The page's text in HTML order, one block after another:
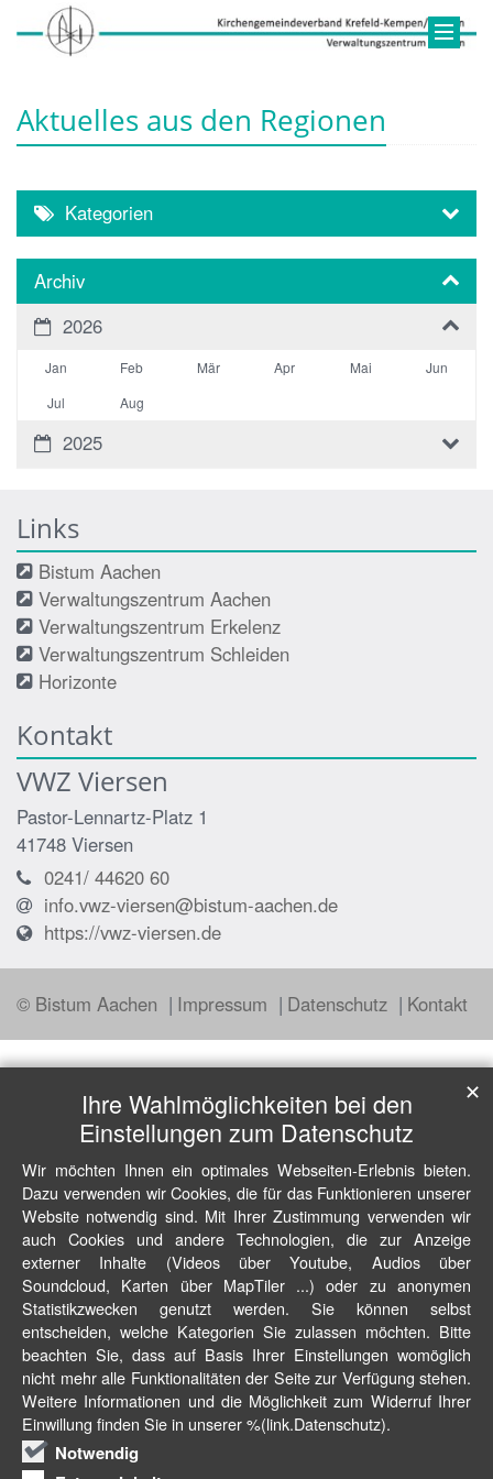
Aktuelles aus den Regionen
Kategorien
Archiv
2026
Jan Feb Mär Apr Mai
Jun
Jul
Aug
2025
Links
Bistum Aachen
Verwaltungszentrum Aachen
Verwaltungszentrum Erkelenz
Verwaltungszentrum Schleiden
Horizonte
Kontakt
VWZ Viersen
Pastor-Lennartz-Platz 1
41748 Viersen
0241/ 44620 60
info.vwz-viersen@bistum-aachen.de
https://vwz-viersen.de
© Bistum Aachen Impressum Datenschutz Kontakt
Ihre Wahlmöglichkeiten bei den
Einstellungen zum Datenschutz
Wir möchten Ihnen ein optimales Webseiten-Erlebnis bieten.
Dazu verwenden wir Cookies, die für das Funktionieren unserer
Website notwendig sind. Mit Ihrer Zustimmung verwenden wir
auch Cookies und andere Technologien, die zur Anzeige
externer Inhalte (Videos über Youtube, Audios über
Soundcloud, Karten über MapTiler ...) oder zu anonymen
Statistikzwecken genutzt werden. Sie können selbst
entscheiden, welche Kategorien Sie zulassen möchten. Bitte
beachten Sie, dass auf Basis Ihrer Einstellungen womöglich
nicht mehr alle Funktionalitäten der Seite zur Verfügung stehen.
Weitere Informationen und die Möglichkeit zum Widerruf Ihrer
Einwillung finden Sie in unserer %(link.Datenschutz).
Notwendig
✕